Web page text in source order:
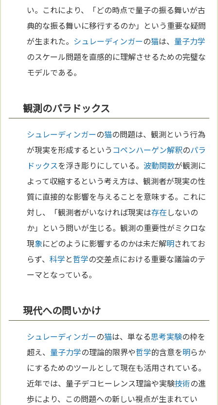
い。これにより、「どの時点で量子の振る舞いが古
典的な振る舞いに移行するのか」という重要な疑問
が生まれた。 シュレーディンガーの猫は、 量子力学
のスケール問題を直感的に理解させるための完璧な
モデルである。
観測のパラドックス
シュレーディンガーの猫の問題は、観測という行為
が現実を形成するという コペンハーゲン解釈のパラ
ドックスを浮き彫りにしている。波動関数が観測に
よって収縮するという考え方は、観測者が現実の性
質に直接的な影響を与えることを意味する。これに
対し、「観測者がいなければ現実は存在しないの
か」という問いが生じる。観測の重要性がミクロな
現象にどのように影響するのかは未だ解明されてお
らず、科学と哲学の交差点における重要な議論のテ
ーマとなっている。
現代への問いかけ
シュレーディンガーの猫は、単なる思考実験の枠を
超え、 量子力学の理論的限界や哲学的含意を明らか
にするためのツールとして現在も活用されている。
近年では、量子デコヒーレンス理論や実験技術の進
歩により、この問題への新しい視点が生まれてい